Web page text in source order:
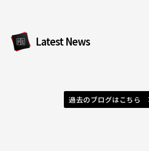
Latest News
過去のブログはこちら